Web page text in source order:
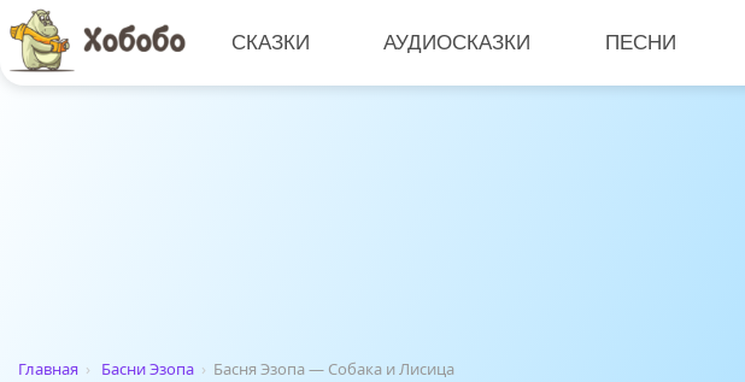
СКАЗКИ АУДИОСКАЗКИ ПЕСНИ
Главная › Басни Эзопа › Басня Эзопа — Собака и Лисица